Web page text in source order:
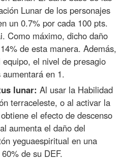
Lunar de los personajes
un 0.7% por cada 100 pts.
Como máximo, dicho daño
de esta manera. Además,
el nivel de presagio
en 1.
lunar: Al usar la Habilidad
terraceleste, o al activar la
el efecto de descenso
aumenta el daño del
yeguaespiritual en una
de su DEF.